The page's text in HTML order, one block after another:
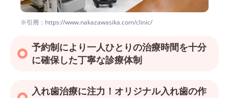
※引用：https://www.nakazawasika.com/clinic/
予約制により一人ひとりの治療時間を十分
に確保した丁寧な診療体制
入れ歯治療に注力！オリジナル入れ歯の作